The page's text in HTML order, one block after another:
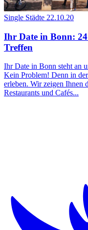
Single Städte 22.10.20
Ihr Date in Bonn: 24
Treffen
Ihr Date in Bonn steht an
Kein Problem! Denn in
erleben. Wir zeigen Ihnen
Restaurants und Cafés...